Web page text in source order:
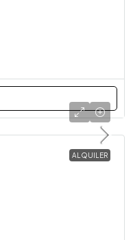
ALQUILER